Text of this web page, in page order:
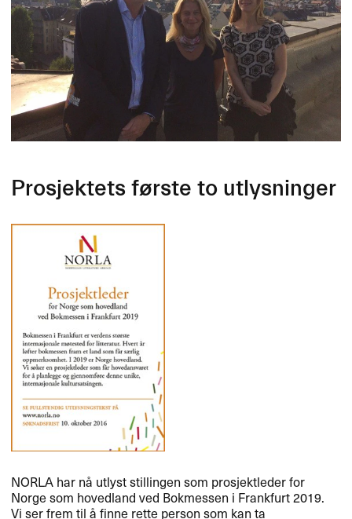
Prosjektets første to utlysninger
NORLA har nå utlyst stillingen som prosjektleder for
Norge som hovedland ved Bokmessen i Frankfurt 2019.
Vi ser frem til å finne rette person som kan ta